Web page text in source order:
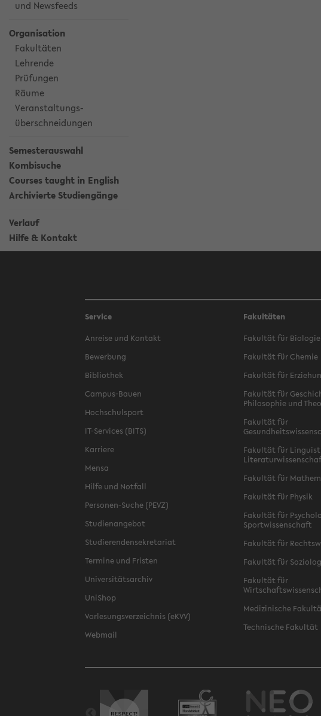
und Newsfeeds
Organisation
Fakultäten
Lehrende
Prüfungen
Räume
Veranstaltungs-
überschneidungen
Semesterauswahl
Kombisuche
Courses taught in English
Archivierte Studiengänge
Verlauf
Hilfe & Kontakt
Service
Anreise und Kontakt
Bewerbung
Bibliothek
Campus-Bauen
Hochschulsport
IT-Services (BITS)
Karriere
Mensa
Hilfe und Notfall
Personen-Suche (PEVZ)
Studienangebot
Studierendensekretariat
Termine und Fristen
Universitätsarchiv
UniShop
Vorlesungsverzeichnis (eKVV)
Webmail
Fakultäten
Fakultät für Biologie
Fakultät für Chemie
Fakultät für
Fakultät für
Philosophie und
Fakultät für
Fakultät für
Fakultät für
Fakultät für Physik
Fakultät für
Sportwissenschaft
Fakultät für
Fakultät für
Fakultät für
Medizinische
Technische Fakultät